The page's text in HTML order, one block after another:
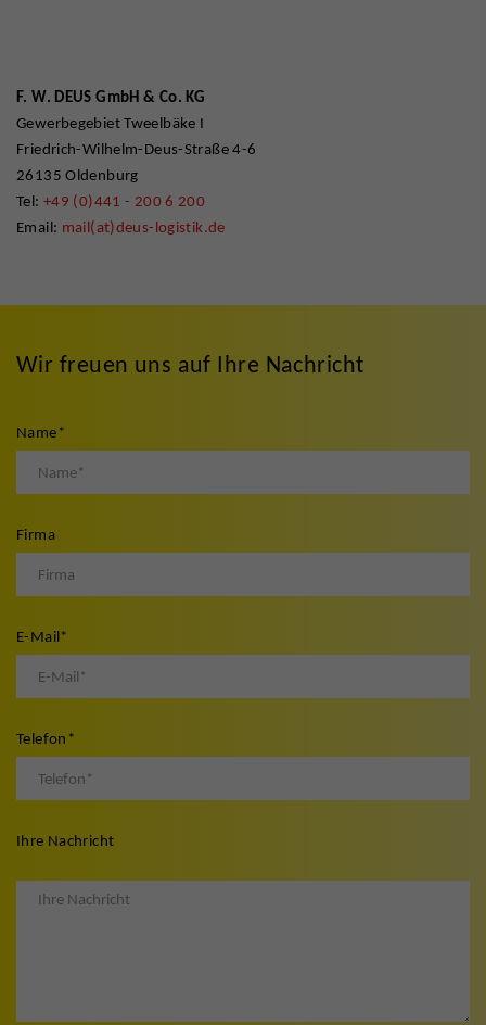
F. W. DEUS GmbH & Co. KG
Gewerbegebiet Tweelbäke I
Friedrich-Wilhelm-Deus-Straße 4-6
26135 Oldenburg
Tel: +49 (0)441 - 200 6 200
Email: mail(at)deus-logistik.de
Wir freuen uns auf Ihre Nachricht
Name*
Firma
E-Mail*
Telefon *
Ihre Nachricht